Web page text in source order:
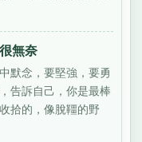
無奈
默念，要堅強，要勇
告訴自己，你是最棒
拾的，像脫韁的野